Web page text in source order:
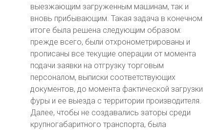
выезжающим загруженным машинам, так и
вновь прибывающим. Такая задача в конечном
итоге была решена следующим образом:
прежде всего, были отхронометрированы и
прописаны все текущие операции от момента
подачи заявки на отгрузку торговым
персоналом, выписки соответствующих
документов, до момента фактической загрузки
фуры и ее выезда с территории производителя.
Далее, чтобы не создавались заторы среди
крупногабаритного транспорта, была